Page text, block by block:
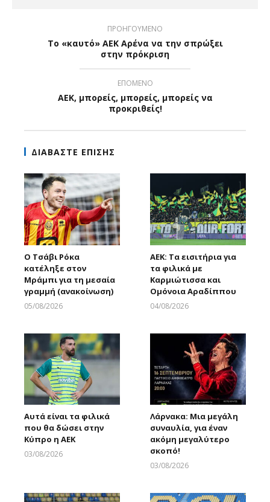
ΠΡΟΗΓΟΥΜΕΝΟ
Το «καυτό» ΑΕΚ Αρένα να την σπρώξει
στην πρόκριση
ΕΠΟΜΕΝΟ
ΑΕΚ, μπορείς, μπορείς, μπορείς να
προκριθείς!
ΔΙΑΒΑΣΤΕ ΕΠΙΣΗΣ
Ο Τσάβι Ρόκα
κατέληξε στον
Μράμπι για τη μεσαία
γραμμή (ανακοίνωση)
05/08/2026
ΑΕΚ: Τα εισιτήρια για
τα φιλικά με
Καρμιώτισσα και
Ομόνοια Αραδίππου
04/08/2026
Αυτά είναι τα φιλικά
που θα δώσει στην
Κύπρο η ΑΕΚ
03/08/2026
Λάρνακα: Μια μεγάλη
συναυλία, για έναν
ακόμη μεγαλύτερο
σκοπό!
03/08/2026